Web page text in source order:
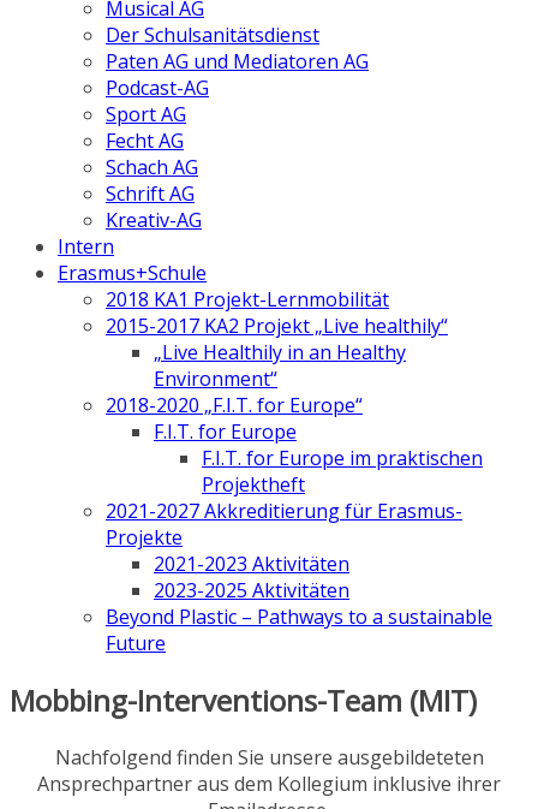
Musical AG
Der Schulsanitätsdienst
Paten AG und Mediatoren AG
Podcast-AG
Sport AG
Fecht AG
Schach AG
Schrift AG
Kreativ-AG
Intern
Erasmus+Schule
2018 KA1 Projekt-Lernmobilität
2015-2017 KA2 Projekt „Live healthily“
„Live Healthily in an Healthy
Environment“
2018-2020 „F.I.T. for Europe“
F.I.T. for Europe
F.I.T. for Europe im praktischen
Projektheft
2021-2027 Akkreditierung für Erasmus-
Projekte
2021-2023 Aktivitäten
2023-2025 Aktivitäten
Beyond Plastic – Pathways to a sustainable
Future
Mobbing-Interventions-Team (MIT)
Nachfolgend finden Sie unsere ausgebildeteten
Ansprechpartner aus dem Kollegium inklusive ihrer